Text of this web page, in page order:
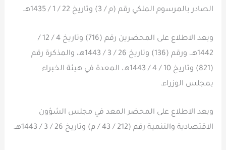
الصادر بالمرسوم الملكي رقم (م / 3) وتاريخ 22 / 1 / 1435هـ.
وبعد الاطلاع على المحضرين رقم (716) وتاريخ 4 / 12 /
1442هـ، ورقم (136) وتاريخ 26 / 3 / 1443هـ، والمذكرة رقم
(821) وتاريخ 10 / 4 / 1443هـ، المعدة في هيئة الخبراء
بمجلس الوزراء.
وبعد الاطلاع على المحضر المعد في مجلس الشؤون
الاقتصادية والتنمية رقم (212 / 43 / م) وتاريخ 26 / 3 / 1443هـ.